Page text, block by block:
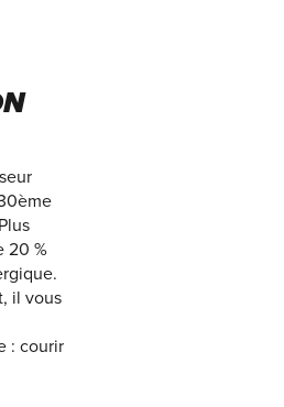
20 %
il vous
: courir